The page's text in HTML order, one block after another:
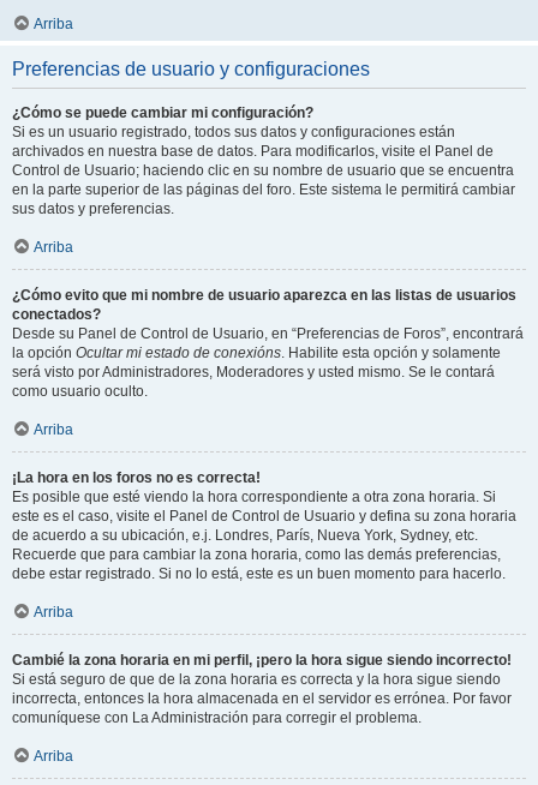
Arriba
Preferencias de usuario y configuraciones
¿Cómo se puede cambiar mi configuración?
Si es un usuario registrado, todos sus datos y configuraciones están
archivados en nuestra base de datos. Para modificarlos, visite el Panel de
Control de Usuario; haciendo clic en su nombre de usuario que se encuentra
en la parte superior de las páginas del foro. Este sistema le permitirá cambiar
sus datos y preferencias.
Arriba
¿Cómo evito que mi nombre de usuario aparezca en las listas de usuarios
conectados?
Desde su Panel de Control de Usuario, en “Preferencias de Foros”, encontrará
la opción Ocultar mi estado de conexións. Habilite esta opción y solamente
será visto por Administradores, Moderadores y usted mismo. Se le contará
como usuario oculto.
Arriba
¡La hora en los foros no es correcta!
Es posible que esté viendo la hora correspondiente a otra zona horaria. Si
este es el caso, visite el Panel de Control de Usuario y defina su zona horaria
de acuerdo a su ubicación, e.j. Londres, París, Nueva York, Sydney, etc.
Recuerde que para cambiar la zona horaria, como las demás preferencias,
debe estar registrado. Si no lo está, este es un buen momento para hacerlo.
Arriba
Cambié la zona horaria en mi perfil, ¡pero la hora sigue siendo incorrecto!
Si está seguro de que de la zona horaria es correcta y la hora sigue siendo
incorrecta, entonces la hora almacenada en el servidor es errónea. Por favor
comuníquese con La Administración para corregir el problema.
Arriba